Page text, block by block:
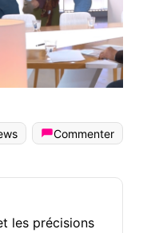
Commenter
les précisions